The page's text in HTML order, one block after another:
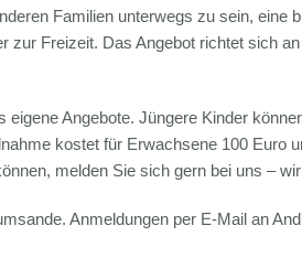
Familien unterwegs zu sein, eine
Freizeit. Das Angebot richtet sich
Angebote. Jüngere Kinder
kostet für Erwachsene 100 Euro
melden Sie sich gern bei uns –
Anmeldungen per E-Mail an